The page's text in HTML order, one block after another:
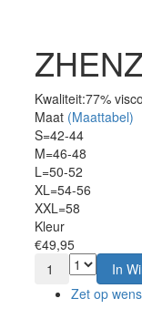
Kwaliteit:77%
Maat (Maattabel)
S=42-44
M=46-48
L=50-52
XL=54-56
XXL=58
Kleur
€49,95
1
In
Zet op